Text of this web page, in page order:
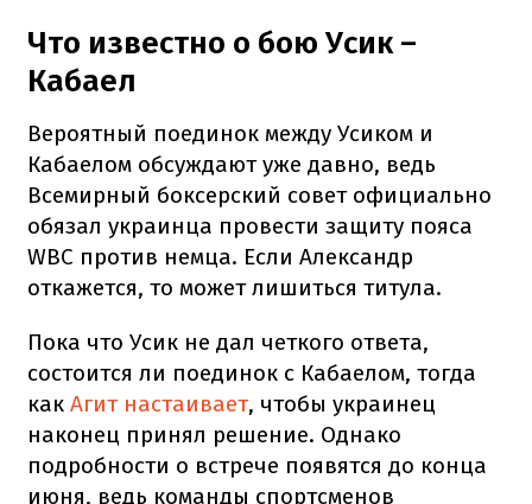
Что известно о бою Усик –
Кабаел
Вероятный поединок между Усиком и
Кабаелом обсуждают уже давно, ведь
Всемирный боксерский совет официально
обязал украинца провести защиту пояса
WBC против немца. Если Александр
откажется, то может лишиться титула.
Пока что Усик не дал четкого ответа,
состоится ли поединок с Кабаелом, тогда
как Агит настаивает, чтобы украинец
наконец принял решение. Однако
подробности о встрече появятся до конца
июня, ведь команды спортсменов